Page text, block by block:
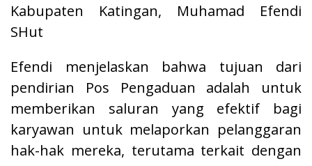
Kabupaten Katingan, Muhamad Efendi
SHut
Efendi menjelaskan bahwa tujuan dari
pendirian Pos Pengaduan adalah untuk
memberikan saluran yang efektif bagi
karyawan untuk melaporkan pelanggaran
hak-hak mereka, terutama terkait dengan